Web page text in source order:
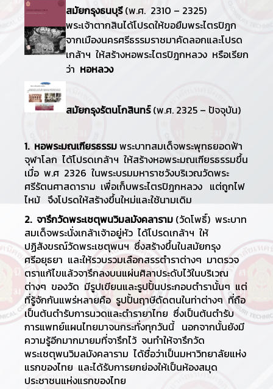
สมัยกรุงธนบุรี(พ.ศ. 2310 – 2325)
พระเจ้าตากสินได้โปรดให้ขอยืมพระไตรปิฎก
จากเมืองนครศรีธรรมราชมาคัดลอกและโปรด
เกล้าฯ ให้สร้างหอพระไตรปิฎกหลวง หรือเรียก
ว่า หอหลวง
สมัยกรุงรัตนโกสินทร์(พ.ศ. 2325 – ปัจจุบัน)
1. หอพระมณเฑียรธรรมพระบาทสมเด็จพระพุทธยอดฟ้า
จุฬาโลก ได้โปรดเกล้าฯ ให้สร้างหอพระมณเฑียรธรรมขึ้น
เมื่อ พ.ศ 2326 ในพระบรมมหาราชวังบริเวณวัดพระ
ศรีรัตนศาสดาราม เพื่อเก็บพระไตรปิฎกหลวง แต่ถูกไฟ
ไหม้ จึงโปรดให้สร้างขึ้นใหม่และใช้นามเดิม
2. จารึกวัดพระเชตุพนวิมลมังคลาราม (วัดโพธิ์) พระบาท
สมเด็จพระนั่งเกล้าเจ้าอยู่หัว ได้โปรดเกล้าฯ ให้
ปฏิสังขรณ์วัดพระเชตุพนฯ ซึ่งสร้างขึ้นในสมัยกรุง
ศรีอยุธยา และให้รวบรวมเลือกสรรตำราต่างๆ มาตรวจ
ตราแก้ไขแล้วจารึกลงบนแผ่นศิลาประดับไว้ในบริเวณ
ต่างๆ ของวัด มีรูปเขียนและรูปปั้นประกอบตำรานั้นๆ แต่
ที่รู้จักกันแพร่หลายคือ รูปปั้นฤาษีดัดตนในท่าต่างๆ ที่ถือ
เป็นต้นตำรับการนวดและตำรายาไทย ซึ่งเป็นต้นตำรับ
การแพทย์แผนไทยมาจนกระทั่งทุกวันนี้ นอกจากนั้นยังมี
ความรู้อีกมากมายมที่จารึกไว้ จนทำให้จารึกวัด
พระเชตุพนวิมลมังคลาราม ได้ชื่อว่าเป็นมหาวิทยาลัยแห่ง
แรกของไทย และได้รับการยกย่องให้เป็นห้องสมุด
ประชาชนแห่งแรกของไทย